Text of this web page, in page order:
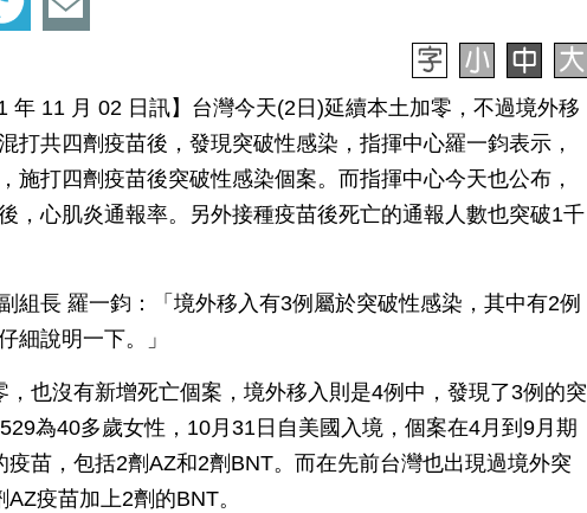
年 11 月 02 日訊】台灣今天(2日)延續本土加零，不過境外移
打共四劑疫苗後，發現突破性感染，指揮中心羅一鈞表示，
施打四劑疫苗後突破性感染個案。而指揮中心今天也公布，
，心肌炎通報率。另外接種疫苗後死亡的通報人數也突破1千
組長 羅一鈞：「境外移入有3例屬於突破性感染，其中有2例
細說明一下。」
，也沒有新增死亡個案，境外移入則是4例中，發現了3例的突
為40多歲女性，10月31日自美國入境，個案在4月到9月期
疫苗，包括2劑AZ和2劑BNT。而在先前台灣也出現過境外突
疫苗加上2劑的BNT。